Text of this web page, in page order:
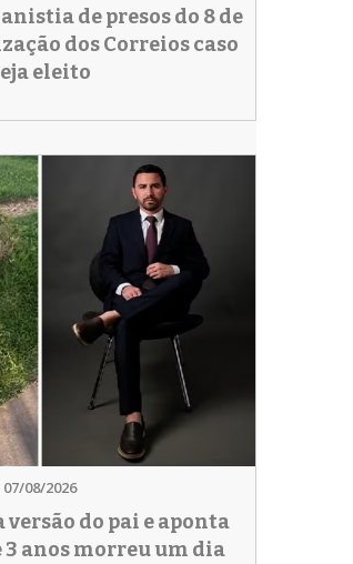
de presos do 8 de
dos Correios caso
eleito
07/08/2026
do pai e aponta
3 anos morreu um dia